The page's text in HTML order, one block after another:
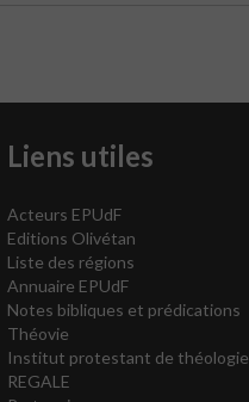
Liens utiles
Acteurs EPUdF
Editions Olivétan
Liste des régions
Annuaire EPUdF
Notes bibliques et prédications
Théovie
Institut protestant de théologie
REGALE